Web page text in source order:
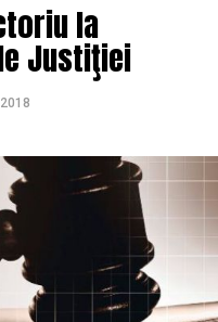
la
Justiţiei